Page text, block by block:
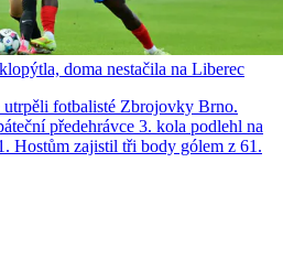
doma nestačila na Liberec
utrpěli fotbalisté Zbrojovky Brno.
předehrávce 3. kola podlehl na
Hostům zajistil tři body gólem z 61.